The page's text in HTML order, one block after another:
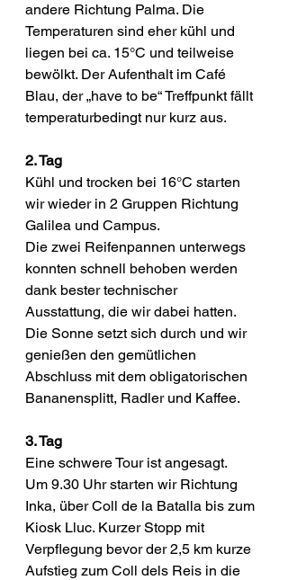
andere Richtung Palma. Die
Temperaturen sind eher kühl und
liegen bei ca. 15°C und teilweise
bewölkt. Der Aufenthalt im Café
Blau, der „have to be“ Treffpunkt fällt
temperaturbedingt nur kurz aus.
2. Tag
Kühl und trocken bei 16°C starten
wir wieder in 2 Gruppen Richtung
Galilea und Campus.
Die zwei Reifenpannen unterwegs
konnten schnell behoben werden
dank bester technischer
Ausstattung, die wir dabei hatten.
Die Sonne setzt sich durch und wir
genießen den gemütlichen
Abschluss mit dem obligatorischen
Bananensplitt, Radler und Kaffee.
3. Tag
Eine schwere Tour ist angesagt.
Um 9.30 Uhr starten wir Richtung
Inka, über Coll de la Batalla bis zum
Kiosk Lluc. Kurzer Stopp mit
Verpflegung bevor der 2,5 km kurze
Aufstieg zum Coll dels Reis in die